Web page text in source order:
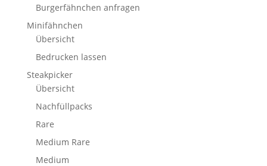
Burgerfähnchen anfragen
Minifähnchen
Übersicht
Bedrucken lassen
Steakpicker
Übersicht
Nachfüllpacks
Rare
Medium Rare
Medium